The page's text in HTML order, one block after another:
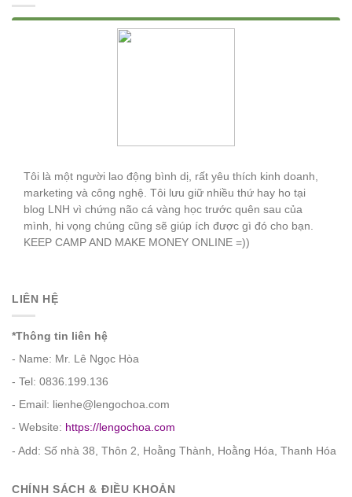
Tôi là một người lao động bình dị, rất yêu thích kinh doanh,
marketing và công nghệ. Tôi lưu giữ nhiều thứ hay ho tại
blog LNH vì chứng não cá vàng học trước quên sau của
mình, hi vọng chúng cũng sẽ giúp ích được gì đó cho bạn.
KEEP CAMP AND MAKE MONEY ONLINE =))
LIÊN HỆ
*Thông tin liên hệ
- Name: Mr. Lê Ngọc Hòa
- Tel: 0836.199.136
- Email: lienhe@lengochoa.com
- Website: https://lengochoa.com
- Add: Số nhà 38, Thôn 2, Hoằng Thành, Hoằng Hóa, Thanh Hóa
CHÍNH SÁCH & ĐIỀU KHOẢN